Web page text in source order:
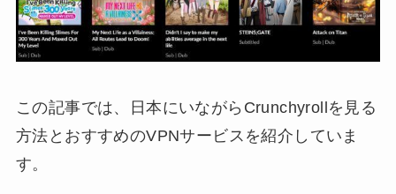
この記事では、日本にいながらCrunchyrollを見る
方法とおすすめのVPNサービスを紹介していま
す。